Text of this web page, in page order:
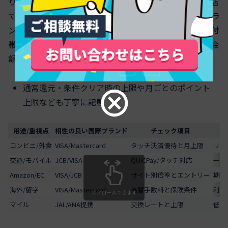
で差が出るため、スマホ決済のブランドルートや国際ブラ
ンドの対応状況も要チェックです。
海外旅行保険は利用付
帯か自動付帯かで実質価値が変わるので、治療費補償の金
額と適用条件を必ず確認してください。
通常還元・条件クリア時の上限や月ごとのポイント
上限なども丁寧に記載
用途/重視点 相性の良い国際ブランド
チェック項目
コンビニ/外食 VISA/Mastercard タッチ決済優待と月上限
リ
交通/モバイル JCB/VISA QUICPay/タッチ対応
一
Amazon/EC
VISA/JCB サイト別倍率とエントリー 期
海外/留学
VISA/Mastercard 為替手数料と保険条件
利
マイル
JAL/ANA提携 交換レートと上限 低
スクロールできます